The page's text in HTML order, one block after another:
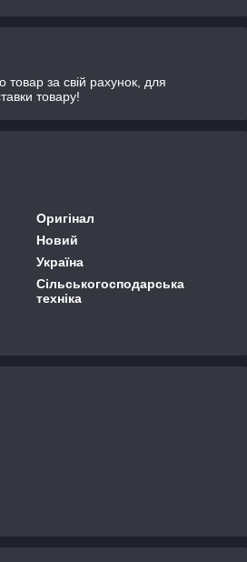
товар за свій рахунок, для
товару!
Оригінал
Новий
Україна
Сільськогосподарська
техніка